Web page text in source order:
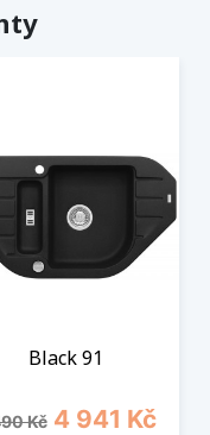
Black 91
cena
Kč Cena
4 941 Kč